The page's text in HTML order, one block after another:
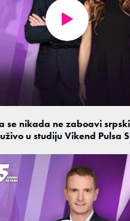
se nikada ne zaboavi
u studiju Vikend Pulsa